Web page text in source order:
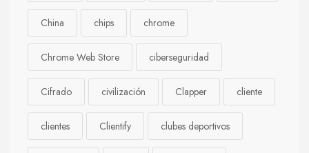
China chips chrome
Chrome Web Store ciberseguridad
Cifrado civilización Clapper cliente
clientes Clientify clubes deportivos